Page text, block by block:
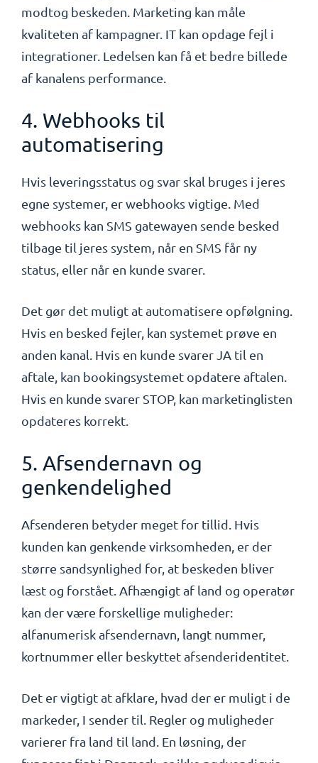
modtog beskeden. Marketing kan måle
kvaliteten af kampagner. IT kan opdage fejl i
integrationer. Ledelsen kan få et bedre billede
af kanalens performance.
4. Webhooks til
automatisering
Hvis leveringsstatus og svar skal bruges i jeres
egne systemer, er webhooks vigtige. Med
webhooks kan SMS gatewayen sende besked
tilbage til jeres system, når en SMS får ny
status, eller når en kunde svarer.
Det gør det muligt at automatisere opfølgning.
Hvis en besked fejler, kan systemet prøve en
anden kanal. Hvis en kunde svarer JA til en
aftale, kan bookingsystemet opdatere aftalen.
Hvis en kunde svarer STOP, kan marketinglisten
opdateres korrekt.
5. Afsendernavn og
genkendelighed
Afsenderen betyder meget for tillid. Hvis
kunden kan genkende virksomheden, er der
større sandsynlighed for, at beskeden bliver
læst og forstået. Afhængigt af land og operatør
kan der være forskellige muligheder:
alfanumerisk afsendernavn, langt nummer,
kortnummer eller beskyttet afsenderidentitet.
Det er vigtigt at afklare, hvad der er muligt i de
markeder, I sender til. Regler og muligheder
varierer fra land til land. En løsning, der